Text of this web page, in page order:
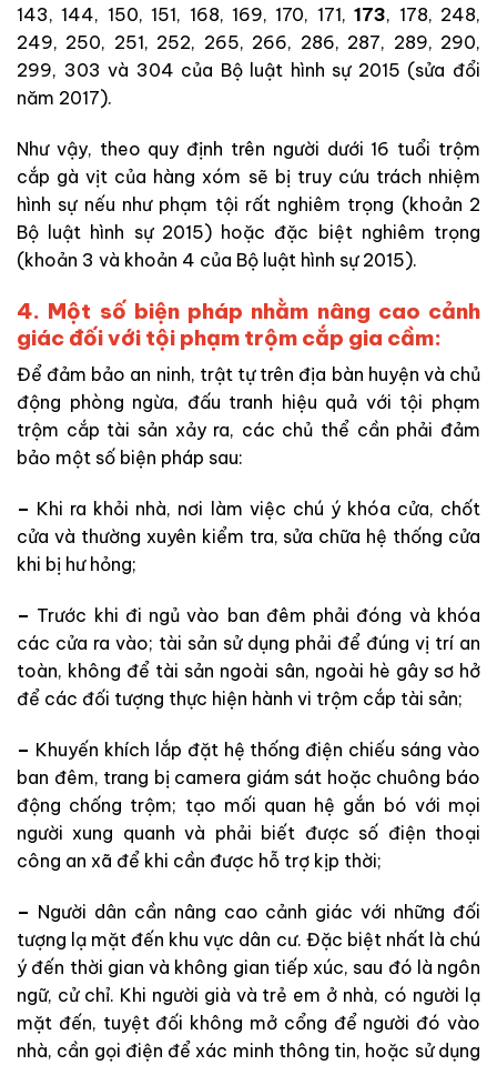
143, 144, 150, 151, 168, 169, 170, 171,173, 178, 248,
249, 250, 251, 252, 265, 266, 286, 287, 289, 290,
299, 303 và 304 của Bộ luật hình sự 2015 (sửa đổi
năm 2017).
Như vậy, theo quy định trên người dưới 16 tuổi trộm
cắp gà vịt của hàng xóm sẽ bị truy cứu trách nhiệm
hình sự nếu như phạm tội rất nghiêm trọng (khoản 2
Bộ luật hình sự 2015) hoặc đặc biệt nghiêm trọng
(khoản 3 và khoản 4 của Bộ luật hình sự 2015).
4. Một số biện pháp nhằm nâng cao cảnh
giác đối với tội phạm trộm cắp gia cầm:
Để đảm bảo an ninh, trật tự trên địa bàn huyện và chủ
động phòng ngừa, đấu tranh hiệu quả với tội phạm
trộm cắp tài sản xảy ra, các chủ thể cần phải đảm
bảo một số biện pháp sau:
– Khi ra khỏi nhà, nơi làm việc chú ý khóa cửa, chốt
cửa và thường xuyên kiểm tra, sửa chữa hệ thống cửa
khi bị hư hỏng;
– Trước khi đi ngủ vào ban đêm phải đóng và khóa
các cửa ra vào; tài sản sử dụng phải để đúng vị trí an
toàn, không để tài sản ngoài sân, ngoài hè gây sơ hở
để các đối tượng thực hiện hành vi trộm cắp tài sản;
– Khuyến khích lắp đặt hệ thống điện chiếu sáng vào
ban đêm, trang bị camera giám sát hoặc chuông báo
động chống trộm; tạo mối quan hệ gắn bó với mọi
người xung quanh và phải biết được số điện thoại
công an xã để khi cần được hỗ trợ kịp thời;
– Người dân cần nâng cao cảnh giác với những đối
tượng lạ mặt đến khu vực dân cư. Đặc biệt nhất là chú
ý đến thời gian và không gian tiếp xúc, sau đó là ngôn
ngữ, cử chỉ. Khi người già và trẻ em ở nhà, có người lạ
mặt đến, tuyệt đối không mở cổng để người đó vào
nhà, cần gọi điện để xác minh thông tin, hoặc sử dụng